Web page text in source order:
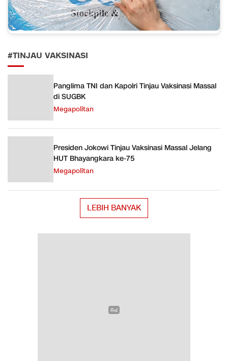
#TINJAU VAKSINASI
Panglima TNI dan Kapolri Tinjau Vaksinasi Massal
di SUGBK
Megapolitan
Presiden Jokowi Tinjau Vaksinasi Massal Jelang
HUT Bhayangkara ke-75
Megapolitan
LEBIH BANYAK